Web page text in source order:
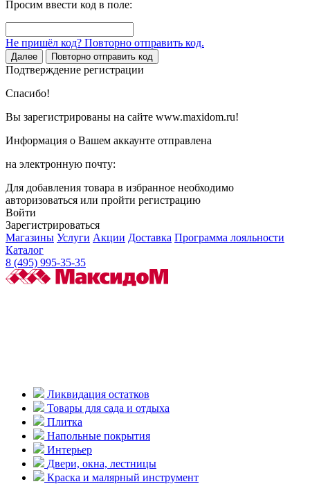
Просим ввести код в поле:
Не пришёл код? Повторно отправить код.
Далее Повторно отправить код
Подтверждение регистрации
Спасибо!
Вы зарегистрированы на сайте www.maxidom.ru!
Информация о Вашем аккаунте отправлена
на электронную почту:
Для добавления товара в избранное необходимо
авторизоваться или пройти регистрацию
Войти
Зарегистрироваться
Магазины Услуги Акции Доставка Программа лояльности
Каталог
8 (495) 995-35-35
Ликвидация остатков
Товары для сада и отдыха
Плитка
Напольные покрытия
Интерьер
Двери, окна, лестницы
Краска и малярный инструмент